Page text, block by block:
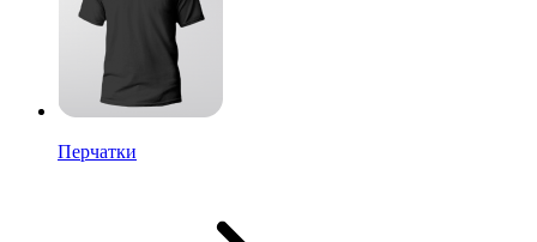
Перчатки